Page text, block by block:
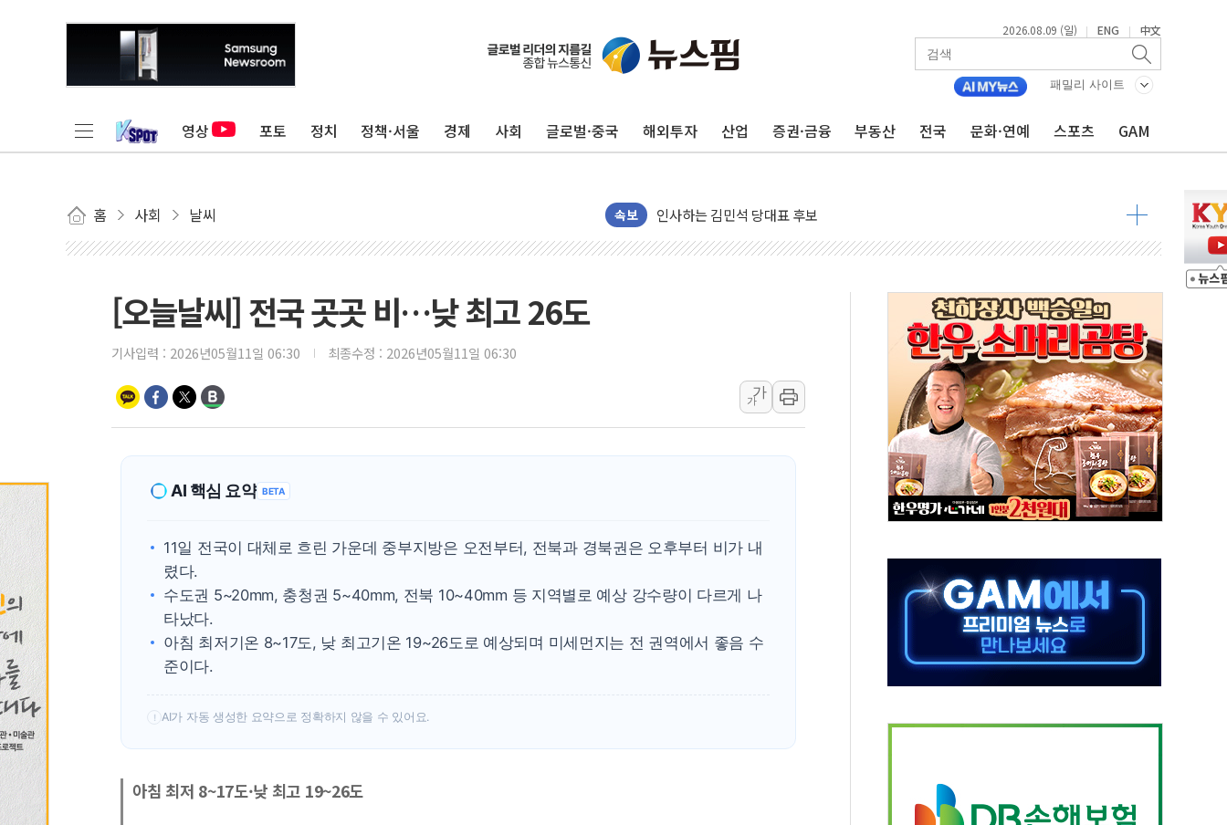
2026.08.09 (일) | ENG | 中文
패밀리 사이트
영상 포토 정치 정책·서울 경제 사회 글로벌·중국 해외투자 산업 증권·금융 부동산 전국 문화·연예 스포츠 GAM
홈 사회 날씨 속보
포항시 재난예산 40억 긴급 투입…고수온 양식장 복구·지원 '총력'
울진·영덕 '호우특보'-포항 '산사태 주의보'...경북도, 호우 피해·통제구간 없어
인천 합동연설회 나선 송영길·정청래·김민석 당대표 후보
[속보] 민주, 제주·인천 경선 결과 발표...김민석 47.75% 정청래 42.08%
[속보] 민주, 인천 경선 결과 발표...김민석 45.09% 정청래 43.27% 송영길 11.63%
美, 이란전 출구전략 만지작…공습 한계·탄약 부족 현실화
강릉·동해·삼척 시간당 최대 50㎜ 폭우…강원 동해안 강한 비 이어져
폐기물 수거하다 참변…60대 환경미화원 수거차에 치여 사망
서울 중랑구 주택가서 흉기 난동…60대 남성 2명 숨져
李대통령 "결혼 때문에 손해 보는 일 없게"…'결혼 페널티' 22개 과제 손본다
여수 오동도 인근 해상서 모터보트 전복…1명 사망·1명 실종
추미애, '위안부' 피해자 기림의 날 참석..."국제적 시민 연대로 목소리 내야"
인천 선재도 갯벌서 해루질 중 실종 60대 나흘만에 숨진 채 발견
인천서 말다툼 중 어머니 흉기 살해 10대 아들 체포
'화합' 꺼낸 김민석에 '뻔뻔' 받아친 정청래…제주 연설서 신경전 고조
[오늘날씨] 전국 곳곳 비…낮 최고 26도
기사입력 : 2026년05월11일 06:30 최종수정 : 2026년05월11일 06:30
가
가
AI 핵심 요약 BETA
11일 전국이 대체로 흐린 가운데 중부지방은 오전부터, 전북과 경북권은 오후부터 비가 내
렸다.
수도권 5~20mm, 충청권 5~40mm, 전북 10~40mm 등 지역별로 예상 강수량이 다르게 나
타났다.
아침 최저기온 8~17도, 낮 최고기온 19~26도로 예상되며 미세먼지는 전 권역에서 좋음 수
준이다.
! AI가 자동 생성한 요약으로 정확하지 않을 수 있어요.
아침 최저 8~17도·낮 최고 19~26도